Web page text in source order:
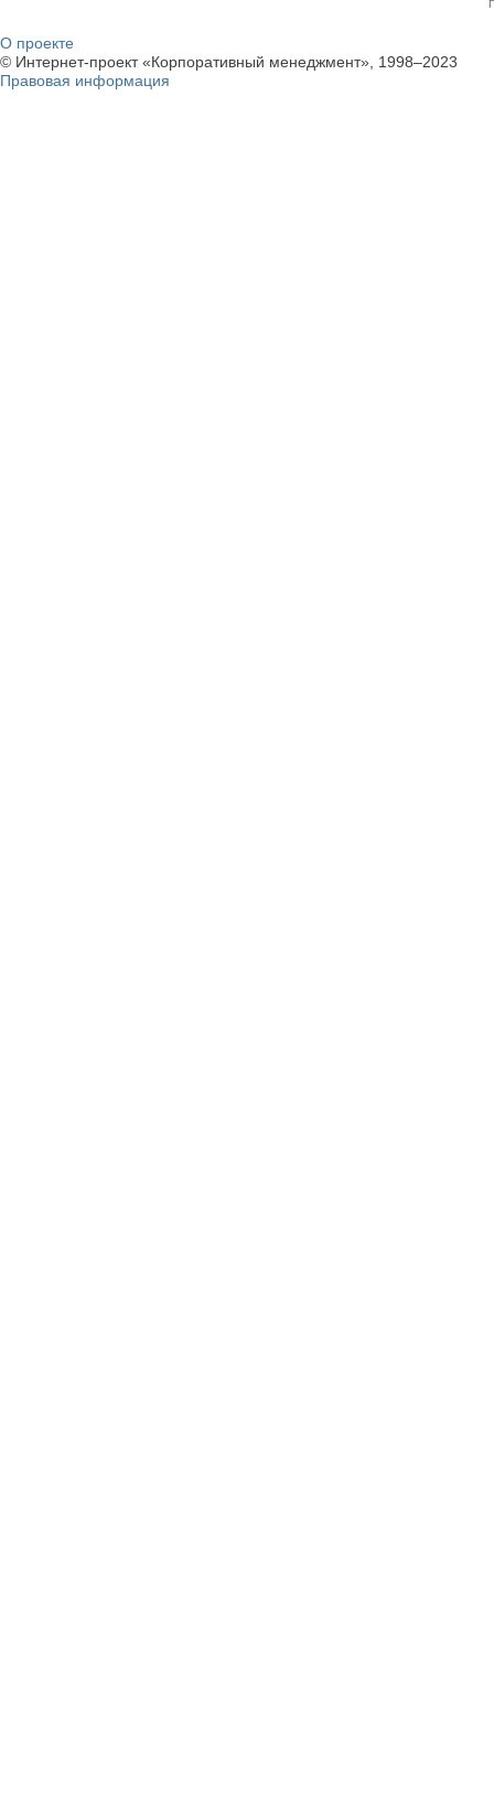
О проекте
© Интернет-проект «Корпоративный менеджмент», 1998–2023
Правовая информация